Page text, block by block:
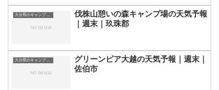
大分県のキャンプ場一覧
伐株山憩いの森キャンプ場の天気予報
｜週末｜玖珠郡
大分県のキャンプ場一覧
グリーンピア大越の天気予報｜週末｜
佐伯市